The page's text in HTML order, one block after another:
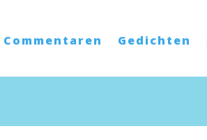
Commentaren Gedichten